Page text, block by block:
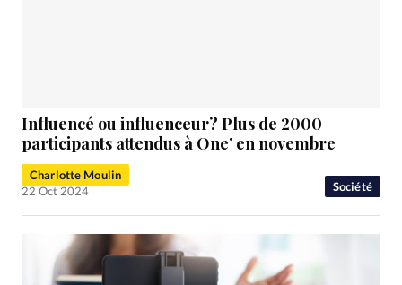
Société
Influencé ou influenceur? Plus de 2000
participants attendus à One’ en novembre
Charlotte Moulin
22 Oct 2024